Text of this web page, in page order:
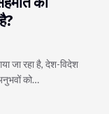
जा रहा है, देश-विदेश
को…